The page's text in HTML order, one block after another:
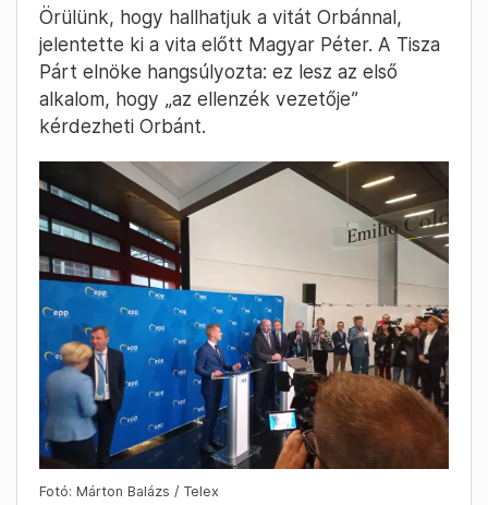
Örülünk, hogy hallhatjuk a vitát Orbánnal,
jelentette ki a vita előtt Magyar Péter. A Tisza
Párt elnöke hangsúlyozta: ez lesz az első
alkalom, hogy „az ellenzék vezetője”
kérdezheti Orbánt.
Fotó: Márton Balázs / Telex